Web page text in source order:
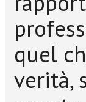
quel
verità,